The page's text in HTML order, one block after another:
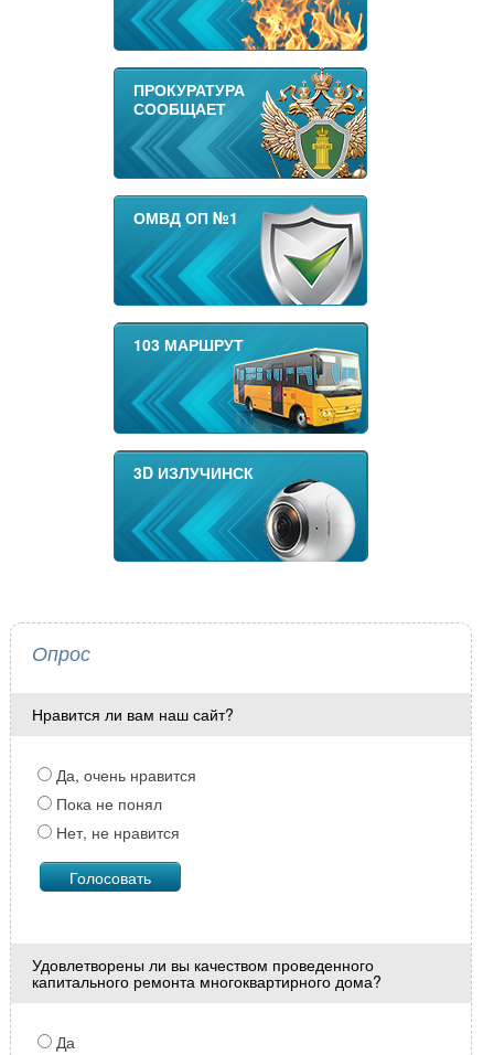
ПРОКУРАТУРА
СООБЩАЕТ
ОМВД ОП №1
103 МАРШРУТ
3D ИЗЛУЧИНСК
Опрос
Нравится ли вам наш сайт?
Да, очень нравится
Пока не понял
Нет, не нравится
Удовлетворены ли вы качеством проведенного
капитального ремонта многоквартирного дома?
Да